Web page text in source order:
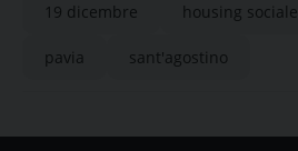
19 dicembre housing sociale
pavia sant'agostino